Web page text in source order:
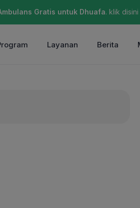
Gratis untuk Dhuafa. klik disini
Layanan Berita